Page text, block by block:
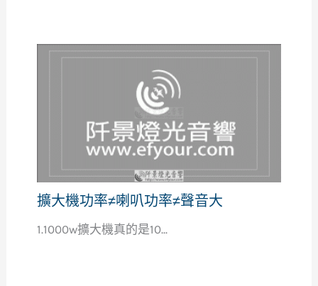
擴大機功率≠喇叭功率≠聲音大
1.1000w擴大機真的是10...